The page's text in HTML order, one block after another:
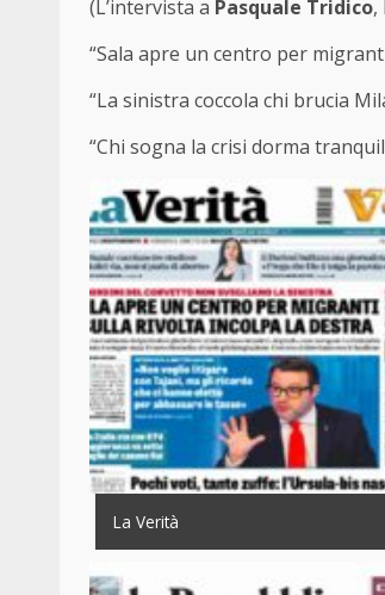
(L’intervista a Pasquale Tridico,
“Sala apre un centro per
“La sinistra coccola chi brucia
“Chi sogna la crisi dorma
La Verità